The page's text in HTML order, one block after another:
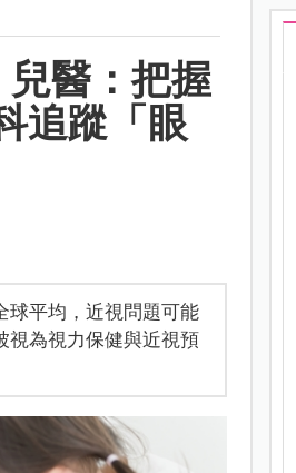
醫：把握
追蹤「眼
球平均，近視問題可能
視為視力保健與近視預